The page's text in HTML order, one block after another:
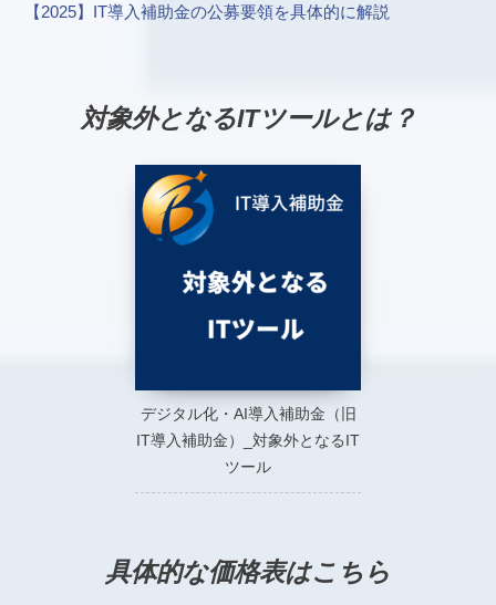
【2025】IT導入補助金の公募要領を具体的に解説
対象外となるITツールとは？
デジタル化・AI導入補助金（旧
IT導入補助金）_対象外となるIT
ツール
具体的な価格表はこちら